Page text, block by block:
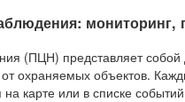
мониторинг,
(ПЦН) представляет собой
охраняемых объектов.
карте или в списке